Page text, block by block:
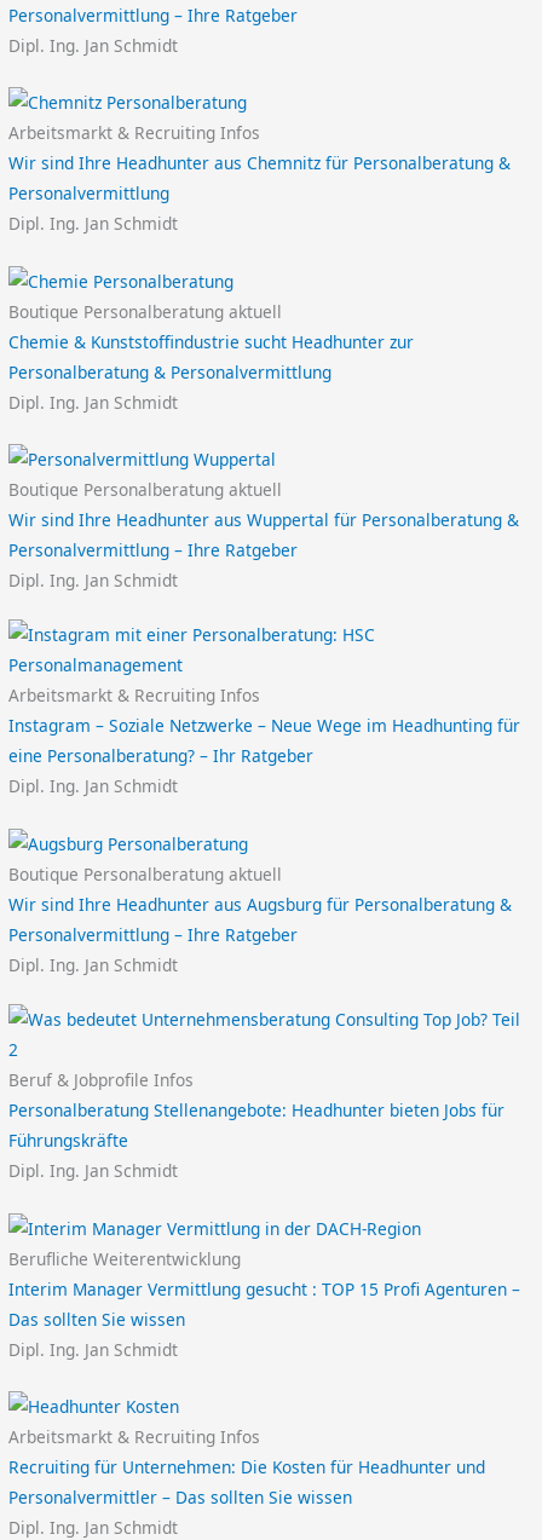
Personalvermittlung – Ihre Ratgeber
Dipl. Ing. Jan Schmidt
Arbeitsmarkt & Recruiting Infos
Wir sind Ihre Headhunter aus Chemnitz für Personalberatung &
Personalvermittlung
Dipl. Ing. Jan Schmidt
Boutique Personalberatung aktuell
Chemie & Kunststoffindustrie sucht Headhunter zur
Personalberatung & Personalvermittlung
Dipl. Ing. Jan Schmidt
Boutique Personalberatung aktuell
Wir sind Ihre Headhunter aus Wuppertal für Personalberatung &
Personalvermittlung – Ihre Ratgeber
Dipl. Ing. Jan Schmidt
Arbeitsmarkt & Recruiting Infos
Instagram – Soziale Netzwerke – Neue Wege im Headhunting für
eine Personalberatung? – Ihr Ratgeber
Dipl. Ing. Jan Schmidt
Boutique Personalberatung aktuell
Wir sind Ihre Headhunter aus Augsburg für Personalberatung &
Personalvermittlung – Ihre Ratgeber
Dipl. Ing. Jan Schmidt
Beruf & Jobprofile Infos
Personalberatung Stellenangebote: Headhunter bieten Jobs für
Führungskräfte
Dipl. Ing. Jan Schmidt
Berufliche Weiterentwicklung
Interim Manager Vermittlung gesucht : TOP 15 Profi Agenturen –
Das sollten Sie wissen
Dipl. Ing. Jan Schmidt
Arbeitsmarkt & Recruiting Infos
Recruiting für Unternehmen: Die Kosten für Headhunter und
Personalvermittler – Das sollten Sie wissen
Dipl. Ing. Jan Schmidt